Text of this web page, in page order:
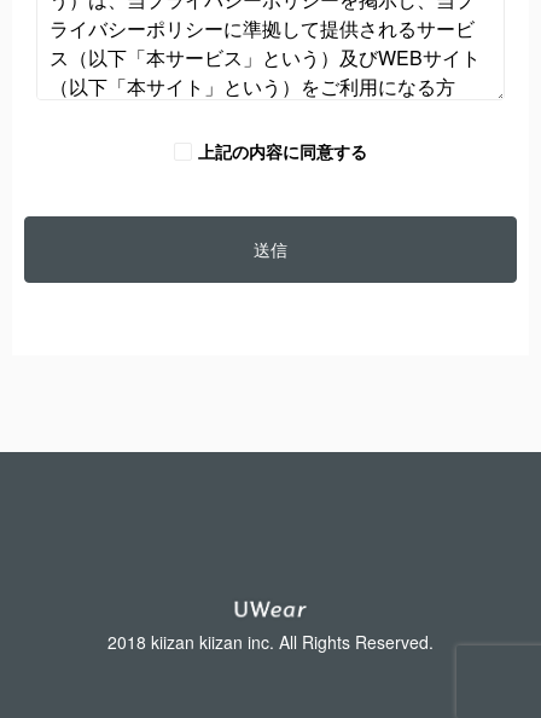
上記の内容に同意する
2018 kiizan kiizan inc. All Rights Reserved.